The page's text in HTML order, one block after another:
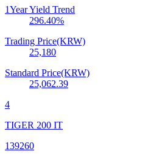
1Year Yield Trend
296.40%
Trading Price(KRW)
25,180
Standard Price(KRW)
25,062.39
4
TIGER 200 IT
139260